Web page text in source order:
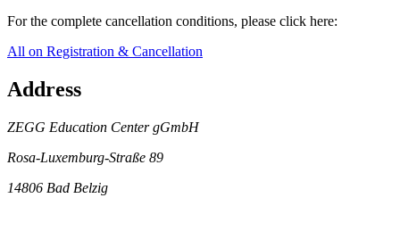
For the complete cancellation conditions, please click here:
All on Registration & Cancellation
Address
ZEGG Education Center gGmbH
Rosa-Luxemburg-Straße 89
14806 Bad Belzig